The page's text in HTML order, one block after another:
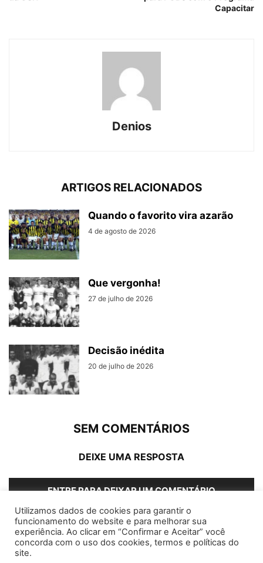
Capacitar
Denios
ARTIGOS RELACIONADOS
Quando o favorito vira azarão
4 de agosto de 2026
Que vergonha!
27 de julho de 2026
Decisão inédita
20 de julho de 2026
SEM COMENTÁRIOS
DEIXE UMA RESPOSTA
ENTRE PARA DEIXAR UM COMENTÁRIO
Home Editorias Coluna Social Grampos
Utilizamos dados de cookies para garantir o
funcionamento do website e para melhorar sua
experiência. Ao clicar em “Confirmar e Aceitar” você
concorda com o uso dos cookies, termos e políticas do
site.